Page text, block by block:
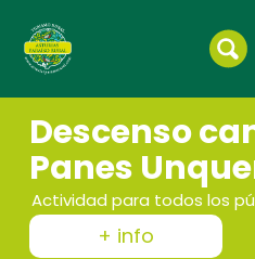
Descenso
Panes
Actividad para todos los
+ info